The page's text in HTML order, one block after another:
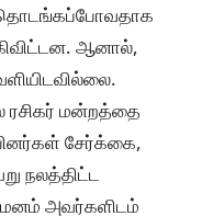
தொடங்கப்போவதாக
ஆனால்,
ரசிகர் மன்றத்தை
சேர்க்கை,
நலத்திட்ட
அவர்களிடம்